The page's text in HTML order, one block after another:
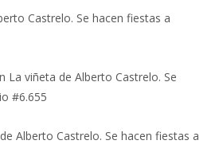
Castrelo. Se hacen fiestas a
La viñeta de Alberto Castrelo. Se
#6.655
Alberto Castrelo. Se hacen fiestas a